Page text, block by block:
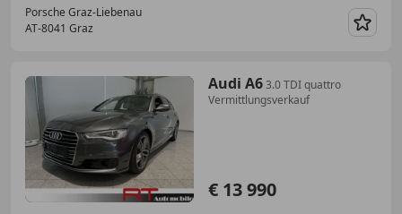
Porsche Graz-Liebenau
AT-8041 Graz
Audi A63.0 TDI quattro
Vermittlungsverkauf
€ 13 990